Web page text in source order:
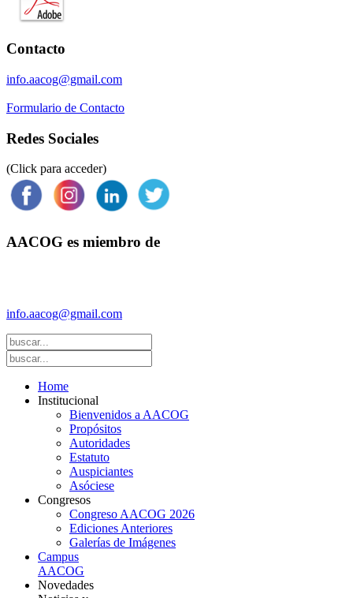
Contacto
info.aacog@gmail.com
Formulario de Contacto
Redes Sociales
(Click para acceder)
AACOG es miembro de
info.aacog@gmail.com
Home
Institucional
Bienvenidos a AACOG
Propósitos
Autoridades
Estatuto
Auspiciantes
Asóciese
Congresos
Congreso AACOG 2026
Ediciones Anteriores
Galerías de Imágenes
Campus
AACOG
Novedades